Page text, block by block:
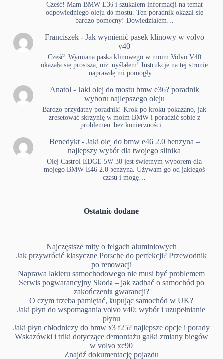
Cześć! Mam BMW E36 i szukałem informacji na temat
odpowiedniego oleju do mostu. Ten poradnik okazał się
bardzo pomocny! Dowiedziałem…
Franciszek- Jak wymienić pasek klinowy w volvo
v40
Cześć! Wymiana paska klinowego w moim Volvo V40
okazała się prostsza, niż myślałem! Instrukcje na tej stronie
naprawdę mi pomogły.…
Anatol - Jaki olej do mostu bmw e36? poradnik
wyboru najlepszego oleju
Bardzo przydatny poradnik! Krok po kroku pokazano, jak
zresetować skrzynię w moim BMW i poradzić sobie z
problemem bez konieczności…
Benedykt- Jaki olej do bmw e46 2.0 benzyna –
najlepszy wybór dla twojego silnika
Olej Castrol EDGE 5W-30 jest świetnym wyborem dla
mojego BMW E46 2.0 benzyna. Używam go od jakiegoś
czasu i mogę…
Ostatnio dodane
Najczęstsze mity o felgach aluminiowych
Jak przywrócić klasyczne Porsche do perfekcji? Przewodnik
po renowacji
Naprawa lakieru samochodowego nie musi być problemem
Serwis pogwarancyjny Skoda – jak zadbać o samochód po
zakończeniu gwarancji?
O czym trzeba pamiętać, kupując samochód w UK?
Jaki płyn do wspomagania volvo v40: wybór i uzupełnianie
płynu
Jaki płyn chłodniczy do bmw x3 f25? najlepsze opcje i porady
Wskazówki i triki dotyczące demontażu gałki zmiany biegów
w volvo xc90
Znajdź dokumentację pojazdu